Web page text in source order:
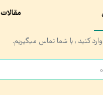
مقالات
کنید , با شما تماس میگیریم.